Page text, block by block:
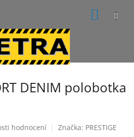
DENIM polobotka
hodnocení Značka: PRESTIGE